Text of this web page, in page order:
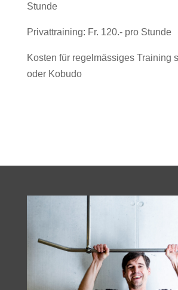
Stunde
Privattraining: Fr. 120.- pro Stunde
Kosten für regelmässiges Training
oder Kobudo